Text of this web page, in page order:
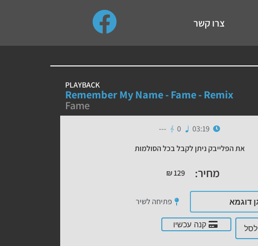
up and down arrows to review and enter to go to the desired
צרו קשר
PLAYBACK
Remember My Name - Fame - Remix
Fame
03:19
0
---
את הפלייבק ניתן לקבל בכל הסולמות
מחיר: ₪129
דוגמא פתיחה לשיר
קנה עכשיו